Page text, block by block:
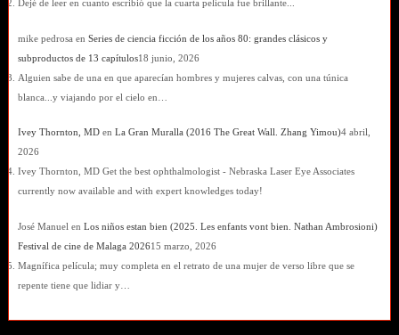
Dejé de leer en cuanto escribió que la cuarta película fue brillante...
mike pedrosa en Series de ciencia ficción de los años 80: grandes clásicos y
subproductos de 13 capítulos18 junio, 2026
Alguien sabe de una en que aparecían hombres y mujeres calvas, con una túnica
blanca...y viajando por el cielo en…
Ivey Thornton, MDen La Gran Muralla (2016 The Great Wall. Zhang Yimou)4 abril,
2026
Ivey Thornton, MD Get the best ophthalmologist - Nebraska Laser Eye Associates
currently now available and with expert knowledges today!
José Manuel en Los niños estan bien (2025. Les enfants vont bien. Nathan Ambrosioni)
Festival de cine de Malaga 202615 marzo, 2026
Magnífica película; muy completa en el retrato de una mujer de verso libre que se
repente tiene que lidiar y…